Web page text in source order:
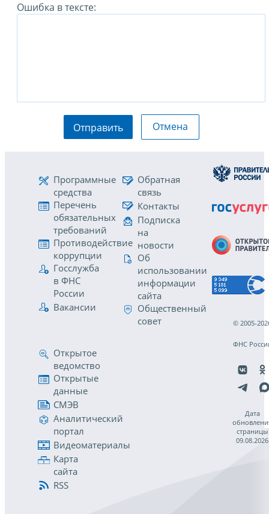
Ошибка в тексте:
Отправить Отмена
Программные
средства
Перечень
обязательных
требований
Противодействие
коррупции
Госслужба
в ФНС
России
Вакансии
Обратная
связь
Контакты
Подписка
на
новости
Об
использовании
информации
сайта
Общественный
совет
Открытое
ведомство
Открытые
данные
СМЭВ
Аналитический
портал
Видеоматериалы
Карта
сайта
RSS
© 2005-
ФНС
Дата
страницы
09.08.2026